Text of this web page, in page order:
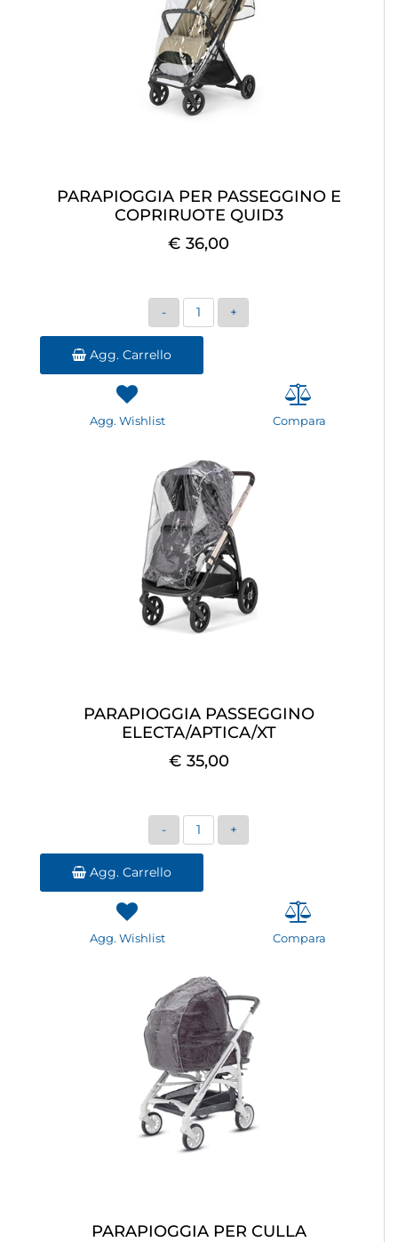
PARAPIOGGIA PER PASSEGGINO E
COPRIRUOTE QUID3
€ 36,00
Quantità
Agg. Carrello
Agg. Wishlist Compara
PARAPIOGGIA PASSEGGINO
ELECTA/APTICA/XT
€ 35,00
Quantità
Agg. Carrello
Agg. Wishlist Compara
PARAPIOGGIA PER CULLA